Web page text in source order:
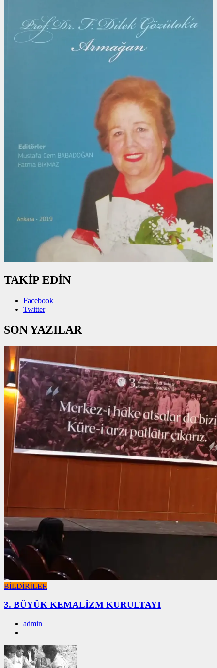
TAKİP EDİN
Facebook
Twitter
SON YAZILAR
BİLDİRİLER
3. BÜYÜK KEMALİZM KURULTAYI
admin